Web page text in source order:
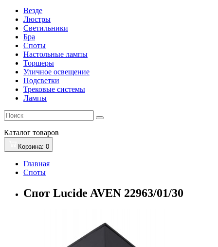
Везде
Люстры
Светильники
Бра
Споты
Настольные лампы
Торшеры
Уличное освещение
Подсветки
Трековые системы
Лампы
Каталог товаров
Корзина: 0
Главная
Споты
Спот Lucide AVEN 22963/01/30